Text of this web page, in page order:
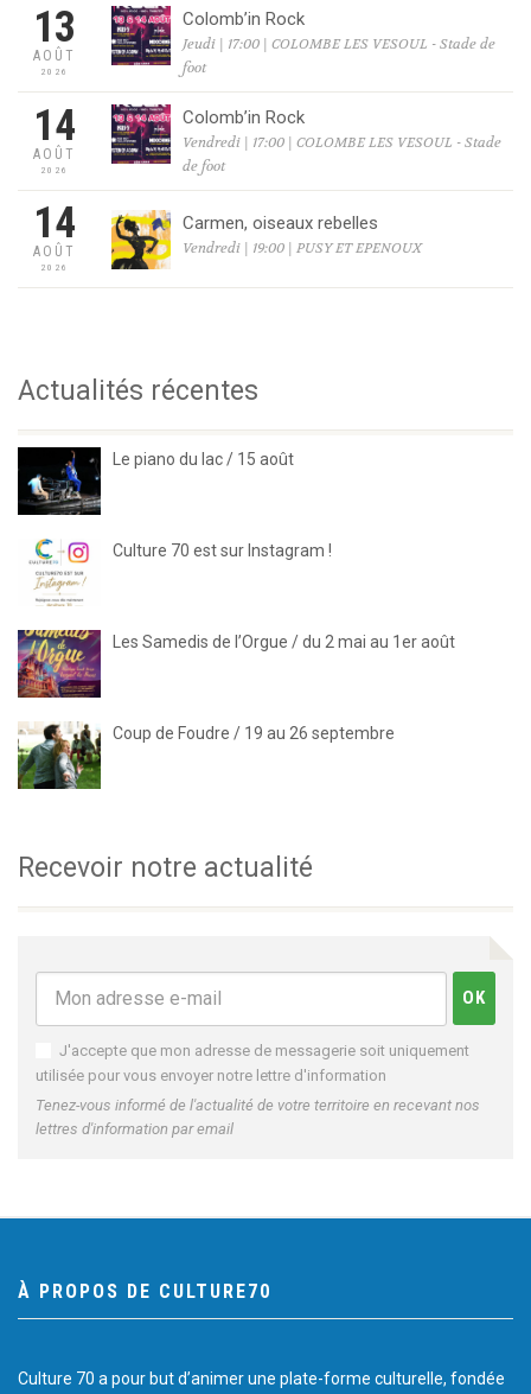
13
AOÛT
2026
Colomb’in Rock
Jeudi | 17:00 | COLOMBE LES VESOUL - Stade de
foot
14
AOÛT
2026
Colomb’in Rock
Vendredi | 17:00 | COLOMBE LES VESOUL - Stade
de foot
14
AOÛT
2026
Carmen, oiseaux rebelles
Vendredi | 19:00 | PUSY ET EPENOUX
Actualités récentes
Le piano du lac / 15 août
Culture 70 est sur Instagram !
Les Samedis de l’Orgue / du 2 mai au 1er août
Coup de Foudre / 19 au 26 septembre
Recevoir notre actualité
J'accepte que mon adresse de messagerie soit uniquement
utilisée pour vous envoyer notre lettre d'information
Tenez-vous informé de l'actualité de votre territoire en recevant nos
lettres d'information par email
À PROPOS DE CULTURE70
Culture 70 a pour but d’animer une plate-forme culturelle, fondée